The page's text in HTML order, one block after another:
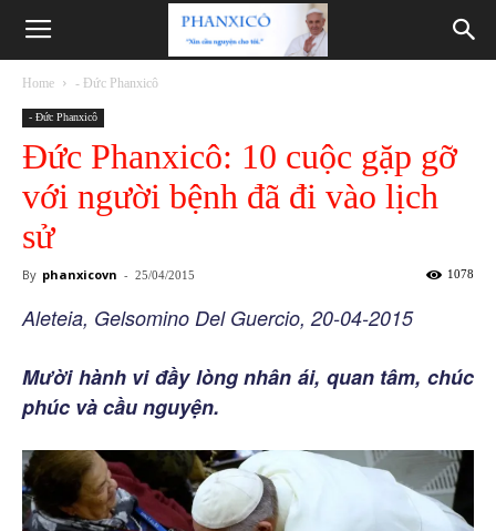
Phanxicô
Home - Đức Phanxicô
- Đức Phanxicô
Đức Phanxicô: 10 cuộc gặp gỡ
với người bệnh đã đi vào lịch
sử
By phanxicovn - 25/04/2015 1078
Aleteia, Gelsomino Del Guercio, 20-04-2015
Mười hành vi đầy lòng nhân ái, quan tâm, chúc
phúc và cầu nguyện.